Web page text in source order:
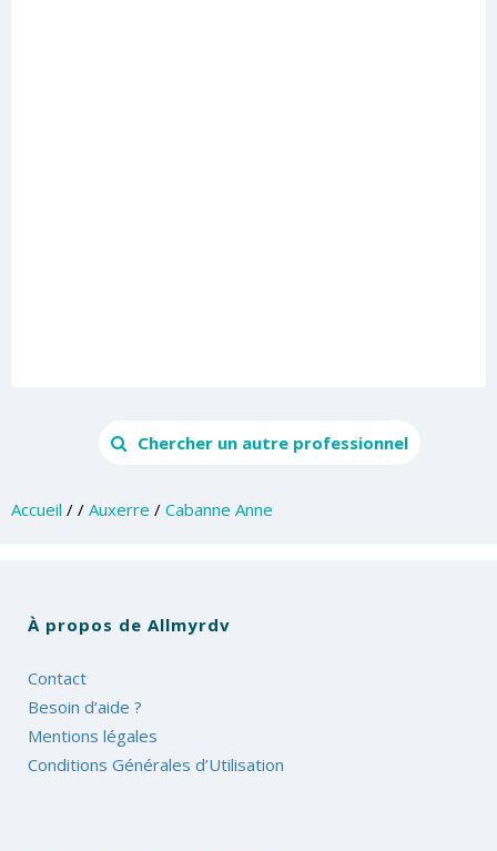
Chercher un autre professionnel
Accueil / / Auxerre / Cabanne Anne
À propos de Allmyrdv
Contact
Besoin d’aide ?
Mentions légales
Conditions Générales d’Utilisation